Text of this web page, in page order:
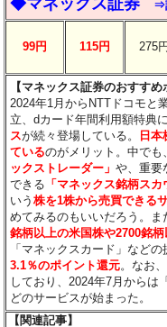
⇒
99円 115円 275
【マネックス証券のおすすめ
2024年1月からNTTドコモと
立、dカード年間利用額特典
スが続々登場している。
日本
ているのがメリット。中で
ックストレーダー」や、重要
できる 「マネックス銘柄スカ
いう株を1株から売買できる
めてみるのもいいだろう。
銘柄以上の米国株や2700銘
「マネックスカード」など
3.1％のポイント還元。なお
しており、2024年7月からは
どのサービスが始まった。
【関連記事】